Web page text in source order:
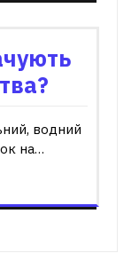
водний
на…